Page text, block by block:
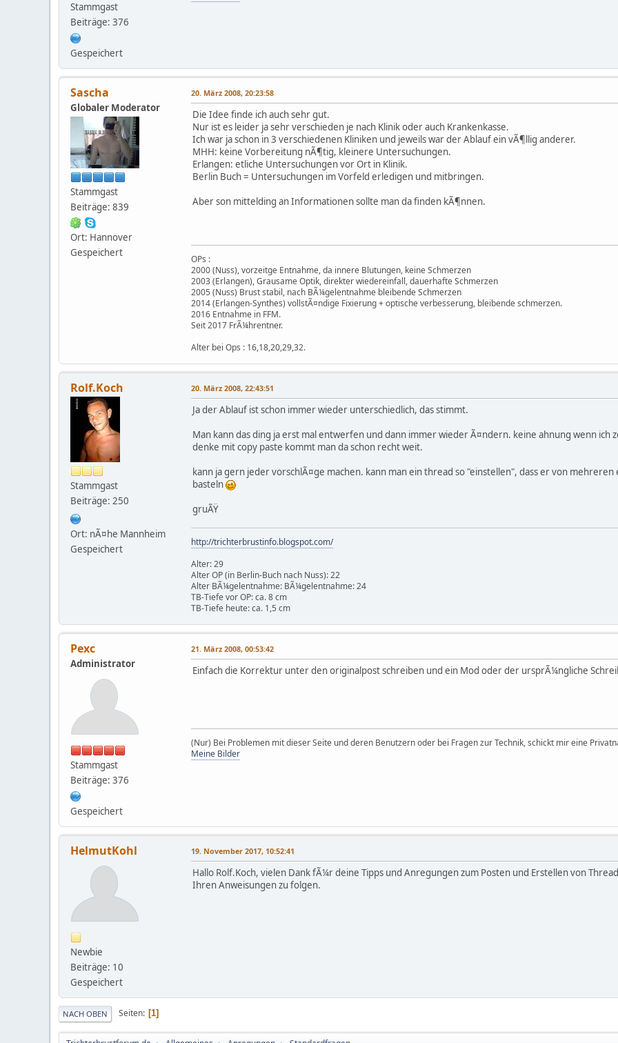
Stammgast
Beiträge: 376
Gespeichert
Sascha
Globaler Moderator
Stammgast
Beiträge: 839
Ort: Hannover
Gespeichert
20. März 2008, 20:23:58
Die Idee finde ich auch sehr gut.
Nur ist es leider ja sehr verschieden je nach Klinik oder auch Krankenkasse.
Ich war ja schon in 3 verschiedenen Kliniken und jeweils war der Ablauf ein vÃ¶llig anderer.
MHH: keine Vorbereitung nÃ¶tig, kleinere Untersuchungen.
Erlangen: etliche Untersuchungen vor Ort in Klinik.
Berlin Buch = Untersuchungen im Vorfeld erledigen und mitbringen.
Aber son mittelding an Informationen sollte man da finden kÃ¶nnen.
OPs :
2000 (Nuss), vorzeitge Entnahme, da innere Blutungen, keine Schmerzen
2003 (Erlangen), Grausame Optik, direkter wiedereinfall, dauerhafte Schmerzen
2005 (Nuss) Brust stabil, nach BÃ¼gelentnahme bleibende Schmerzen
2014 (Erlangen-Synthes) vollstÃ¤ndige Fixierung + optische verbesserung, bleibende schmerzen.
2016 Entnahme in FFM.
Seit 2017 FrÃ¼hrentner.
Alter bei Ops : 16,18,20,29,32.
Rolf.Koch
Stammgast
Beiträge: 250
Ort: nÃ¤he Mannheim
Gespeichert
20. März 2008, 22:43:51
Ja der Ablauf ist schon immer wieder unterschiedlich, das stimmt.
Man kann das ding ja erst mal entwerfen und dann immer wieder Ã¤ndern. keine ahnung wenn ich
denke mit copy paste kommt man da schon recht weit.
kann ja gern jeder vorschlÃ¤ge machen. kann man ein thread so "einstellen", dass er von
basteln
gruÃŸ
http://trichterbrustinfo.blogspot.com/
Alter: 29
Alter OP (in Berlin-Buch nach Nuss): 22
Alter BÃ¼gelentnahme: BÃ¼gelentnahme: 24
TB-Tiefe vor OP: ca. 8 cm
TB-Tiefe heute: ca. 1,5 cm
Pexc
Administrator
Stammgast
Beiträge: 376
Gespeichert
21. März 2008, 00:53:42
Einfach die Korrektur unter den originalpost schreiben und ein Mod oder der ursprÃ¼ngliche
(Nur) Bei Problemen mit dieser Seite und deren Benutzern oder bei Fragen zur Technik, schickt mir eine
Meine Bilder
HelmutKohl
Newbie
Beiträge: 10
Gespeichert
19. November 2017, 10:52:41
Hallo Rolf.Koch, vielen Dank fÃ¼r deine Tipps und Anregungen zum Posten und Erstellen von
Ihren Anweisungen zu folgen.
NACH OBEN Seiten 1